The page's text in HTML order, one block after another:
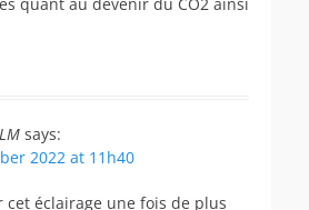
says:
2022 at 11h40
cet éclairage une fois de plus